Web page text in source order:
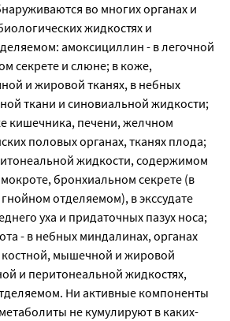
во многих органах и
жидкостях и
амоксициллин - в легочной
секрете и слюне; в коже,
и жировой тканях, в небных
ткани и синовиальной жидкости;
кишечника, печени, желчном
половых органах, тканях плода;
жидкости, содержимом
бронхиальном секрете (в
отделяемом), в экссудате
уха и придаточных пазух носа;
- в небных миндалинах, органах
мышечной и жировой
и перитонеальной жидкостях,
Ни активные компоненты
не кумулируют в каких-